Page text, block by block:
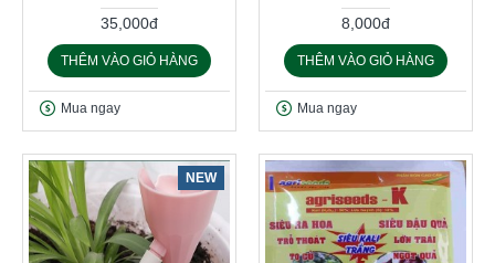
35,000đ
THÊM VÀO GIỎ HÀNG
Mua ngay
8,000đ
THÊM VÀO GIỎ HÀNG
Mua ngay
NEW